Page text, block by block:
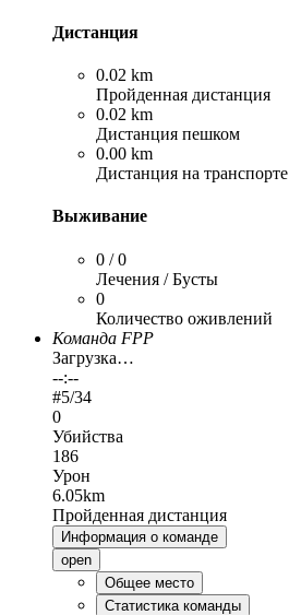
Дистанция
0.02 km
Пройденная дистанция
0.02 km
Дистанция пешком
0.00 km
Дистанция на транспорте
Выживание
0 / 0
Лечения / Бусты
0
Количество оживлений
Команда FPP
Загрузка…
--:--
#5/34
0
Убийства
186
Урон
6.05km
Пройденная дистанция
Информация о команде
open
Общее место
Статистика команды